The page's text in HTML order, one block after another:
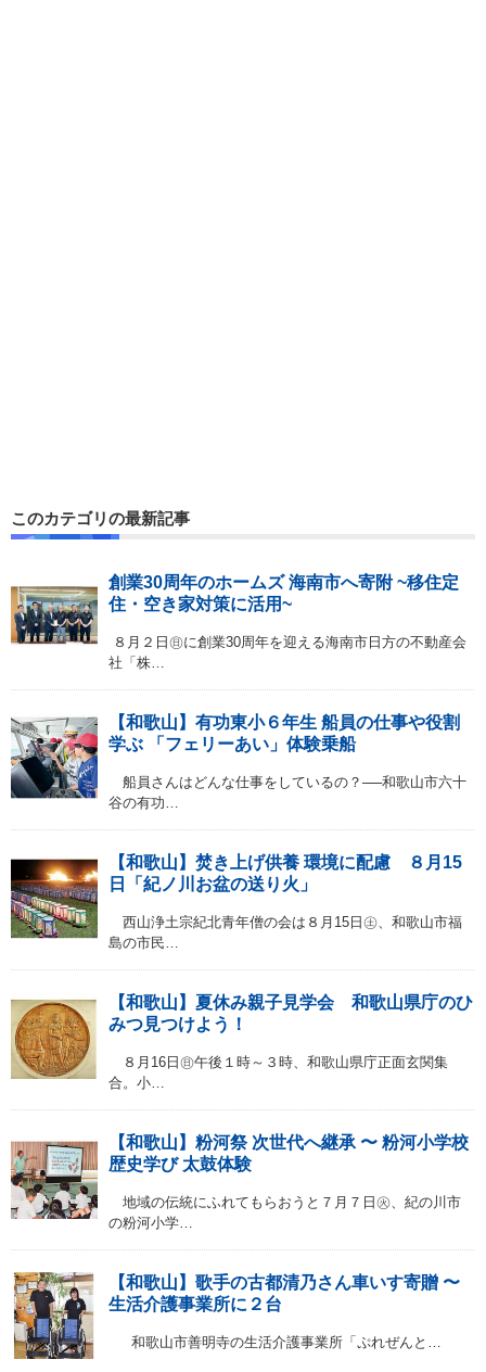
このカテゴリの最新記事
創業30周年のホームズ 海南市へ寄附 ~移住定
住・空き家対策に活用~
８月２日㊐に創業30周年を迎える海南市日方の不動産会
社「株…
【和歌山】有功東小６年生 船員の仕事や役割
学ぶ 「フェリーあい」体験乗船
船員さんはどんな仕事をしているの？──和歌山市六十
谷の有功…
【和歌山】焚き上げ供養 環境に配慮 ８月15
日「紀ノ川お盆の送り火」
西山浄土宗紀北青年僧の会は８月15日㊏、和歌山市福
島の市民…
【和歌山】夏休み親子見学会 和歌山県庁のひ
みつ見つけよう！
８月16日㊐午後１時～３時、和歌山県庁正面玄関集
合。小…
【和歌山】粉河祭 次世代へ継承 〜 粉河小学校
歴史学び 太鼓体験
地域の伝統にふれてもらおうと７月７日㊋、紀の川市
の粉河小学…
【和歌山】歌手の古都清乃さん車いす寄贈 〜
生活介護事業所に２台
和歌山市善明寺の生活介護事業所「ぷれぜんと…